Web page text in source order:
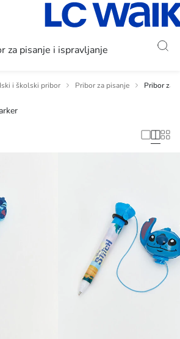
za pisanje i ispravljanje
i školski pribor Pribor za pisanje Pribor za